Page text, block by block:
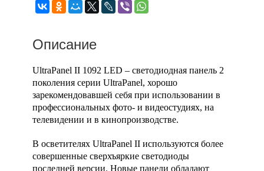
Описание
UltraPanel II 1092 LED – светодиодная панель 2
поколения серии UltraPanel, хорошо
зарекомендовавшей себя при использовании в
профессиональных фото- и видеостудиях, на
телевидении и в кинопроизводстве.
В осветителях UltraPanel II используются более
совершенные сверхъяркие светодиоды
последней версии. Новые панели обладают